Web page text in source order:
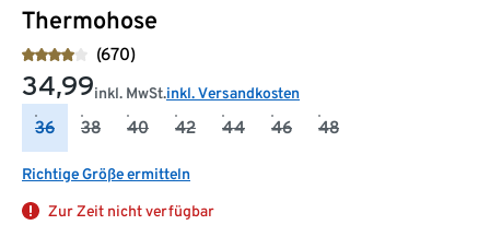
Thermohose
(670)
34,99inkl. MwSt.inkl. Versandkosten
36 38 40 42 44 46 48
Richtige Größe ermitteln
Zur Zeit nicht verfügbar